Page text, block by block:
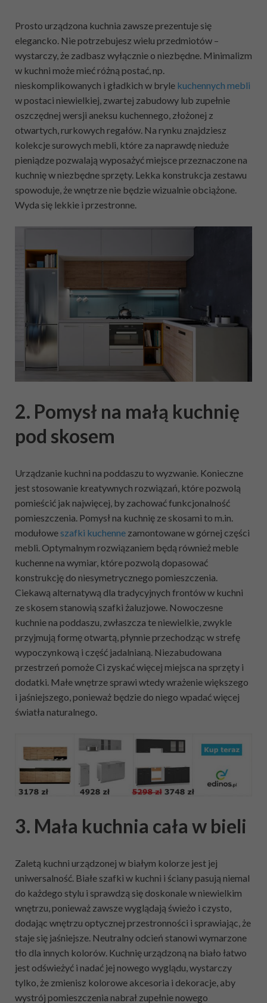
Prosto urządzona kuchnia zawsze prezentuje się
elegancko. Nie potrzebujesz wielu przedmiotów –
wystarczy, że zadbasz wyłącznie o niezbędne. Minimalizm
w kuchni może mieć różną postać, np.
nieskomplikowanych i gładkich w bryle kuchennych mebli
w postaci niewielkiej, zwartej zabudowy lub zupełnie
oszczędnej wersji aneksu kuchennego, złożonej z
otwartych, rurkowych regałów. Na rynku znajdziesz
kolekcje surowych mebli, które za naprawdę nieduże
pieniądze pozwalają wyposażyć miejsce przeznaczone na
kuchnię w niezbędne sprzęty. Lekka konstrukcja zestawu
spowoduje, że wnętrze nie będzie wizualnie obciążone.
Wyda się lekkie i przestronne.
2. Pomysł na małą kuchnię
pod skosem
Urządzanie kuchni na poddaszu to wyzwanie. Konieczne
jest stosowanie kreatywnych rozwiązań, które pozwolą
pomieścić jak najwięcej, by zachować funkcjonalność
pomieszczenia. Pomysł na kuchnię ze skosami to m.in.
modułowe szafki kuchenne zamontowane w górnej części
mebli. Optymalnym rozwiązaniem będą również meble
kuchenne na wymiar, które pozwolą dopasować
konstrukcję do niesymetrycznego pomieszczenia.
Ciekawą alternatywą dla tradycyjnych frontów w kuchni
ze skosem stanowią szafki żaluzjowe. Nowoczesne
kuchnie na poddaszu, zwłaszcza te niewielkie, zwykle
przyjmują formę otwartą, płynnie przechodząc w strefę
wypoczynkową i część jadalnianą. Niezabudowana
przestrzeń pomoże Ci zyskać więcej miejsca na sprzęty i
dodatki. Małe wnętrze sprawi wtedy wrażenie większego
i jaśniejszego, ponieważ będzie do niego wpadać więcej
światła naturalnego.
3. Mała kuchnia cała w bieli
Zaletą kuchni urządzonej w białym kolorze jest jej
uniwersalność. Białe szafki w kuchni i ściany pasują niemal
do każdego stylu i sprawdzą się doskonale w niewielkim
wnętrzu, ponieważ zawsze wyglądają świeżo i czysto,
dodając wnętrzu optycznej przestronności i sprawiając, że
staje się jaśniejsze. Neutralny odcień stanowi wymarzone
tło dla innych kolorów. Kuchnię urządzoną na biało łatwo
jest odświeżyć i nadać jej nowego wyglądu, wystarczy
tylko, że zmienisz kolorowe akcesoria i dekoracje, aby
wystrój pomieszczenia nabrał zupełnie nowego